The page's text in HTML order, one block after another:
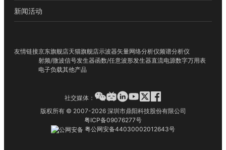
新闻活动
友情链接京东旗舰店天猫旗舰店示波器矢量网络分析仪频谱分析仪
射频/微波信号发生器函数/任意波形发生器直流电源数字万用表
电子负载其他产品
版权所有 © 2007-2026 深圳市鼎阳科技股份有限公司
粤ICP备09076277号
粤公网安备44030002012643号
社交媒体：